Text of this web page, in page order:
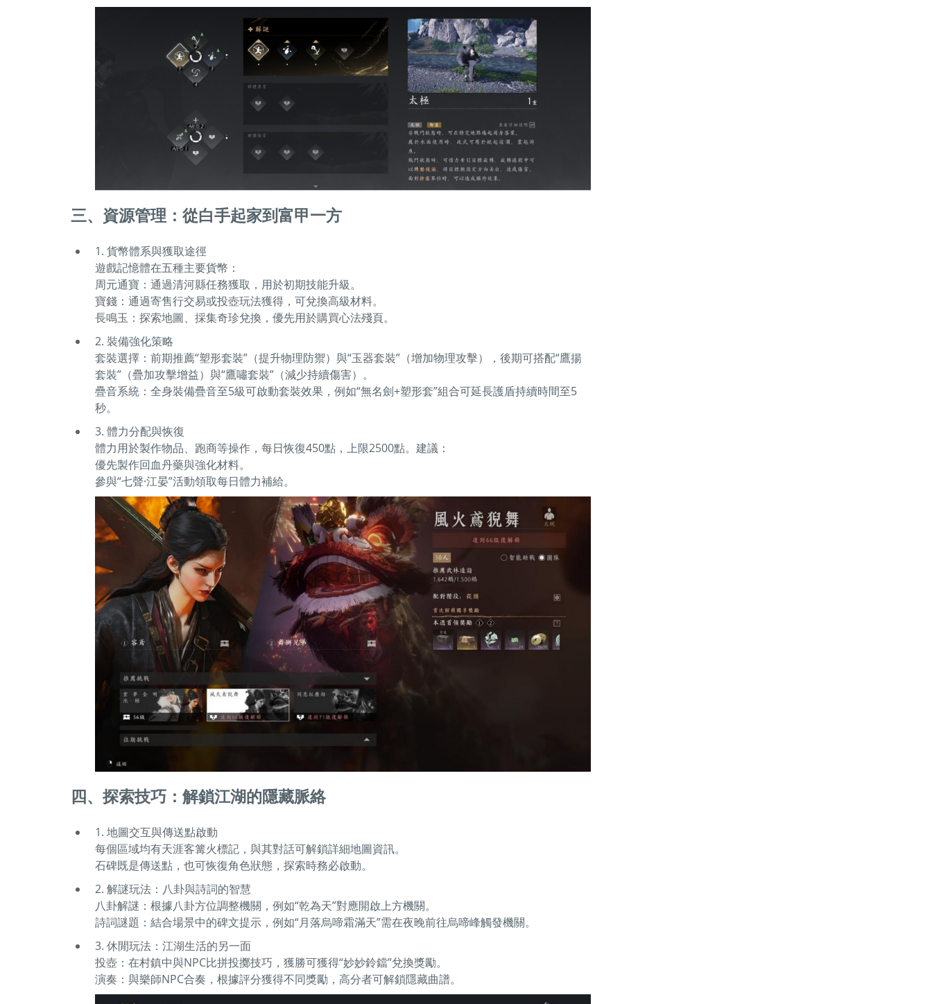
三、資源管理：從白手起家到富甲一方
1. 貨幣體系與獲取途徑
遊戲記憶體在五種主要貨幣：
周元通寶：通過清河縣任務獲取，用於初期技能升級。
寶錢：通過寄售行交易或投壺玩法獲得，可兌換高級材料。
長鳴玉：探索地圖、採集奇珍兌換，優先用於購買心法殘頁。
2. 裝備強化策略
套裝選擇：前期推薦“塑形套裝”（提升物理防禦）與“玉器套裝”（增加物理攻擊），後期可搭配“鷹揚
套裝”（疊加攻擊增益）與“鷹嘯套裝”（減少持續傷害）。
疊音系統：全身裝備疊音至5級可啟動套裝效果，例如“無名劍+塑形套”組合可延長護盾持續時間至5
秒。
3. 體力分配與恢復
體力用於製作物品、跑商等操作，每日恢復450點，上限2500點。建議：
優先製作回血丹藥與強化材料。
參與“七聲·江晏”活動領取每日體力補給。
四、探索技巧：解鎖江湖的隱藏脈絡
1. 地圖交互與傳送點啟動
每個區域均有天涯客篝火標記，與其對話可解鎖詳細地圖資訊。
石碑既是傳送點，也可恢復角色狀態，探索時務必啟動。
2. 解謎玩法：八卦與詩詞的智慧
八卦解謎：根據八卦方位調整機關，例如“乾為天”對應開啟上方機關。
詩詞謎題：結合場景中的碑文提示，例如“月落烏啼霜滿天”需在夜晚前往烏啼峰觸發機關。
3. 休閒玩法：江湖生活的另一面
投壺：在村鎮中與NPC比拼投擲技巧，獲勝可獲得“妙妙鈴鐺”兌換獎勵。
演奏：與樂師NPC合奏，根據評分獲得不同獎勵，高分者可解鎖隱藏曲譜。